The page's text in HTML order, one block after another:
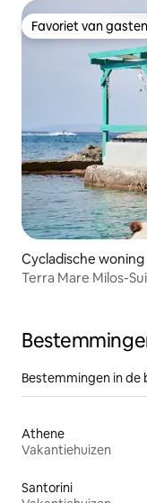
Favoriet van gasten
Favoriet van gasten
Cycladische woning
Terra Mare Milos-
Bestemmingen in de
Athene
Vakantiehuizen
Santorini